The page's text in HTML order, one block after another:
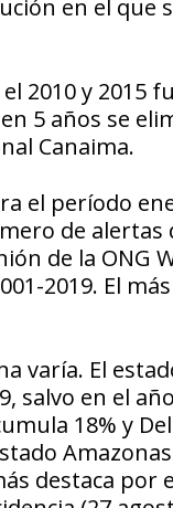
en el que
2010 y 2015
5 años se
Canaima.
el período
de alertas
de la ONG
2019. El
varía. El
salvo en el
18% y
destaca por